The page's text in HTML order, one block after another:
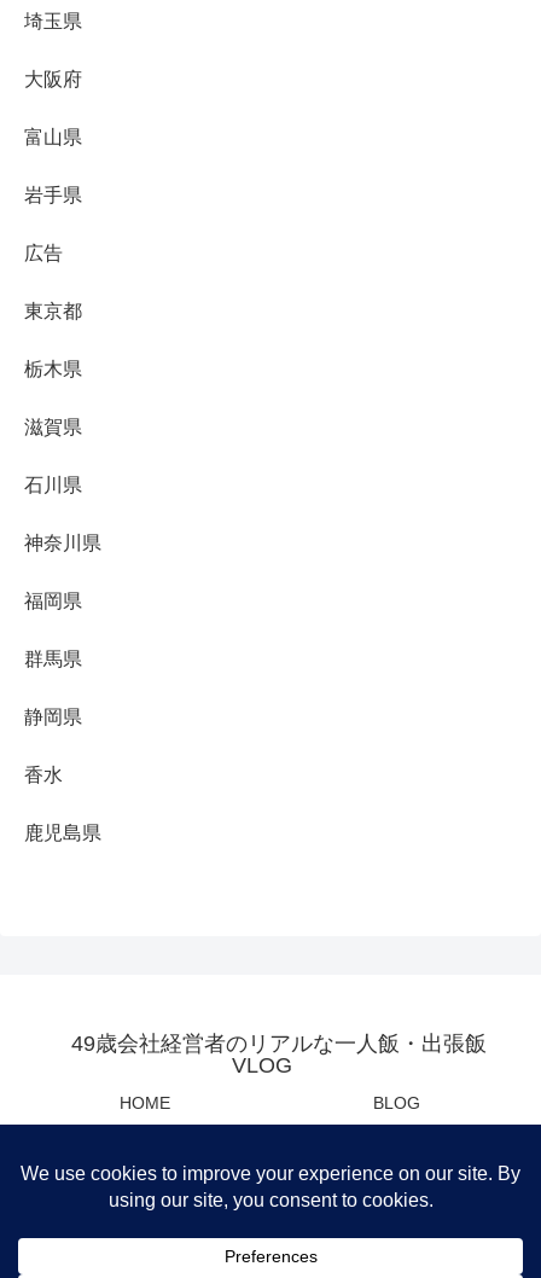
埼玉県
大阪府
富山県
岩手県
広告
東京都
栃木県
滋賀県
石川県
神奈川県
福岡県
群馬県
静岡県
香水
鹿児島県
49歳会社経営者のリアルな一人飯・出張飯
VLOG
HOME
BLOG
ゼント
Privacy Policy
運営会社
筆者おすすめ商品紹介